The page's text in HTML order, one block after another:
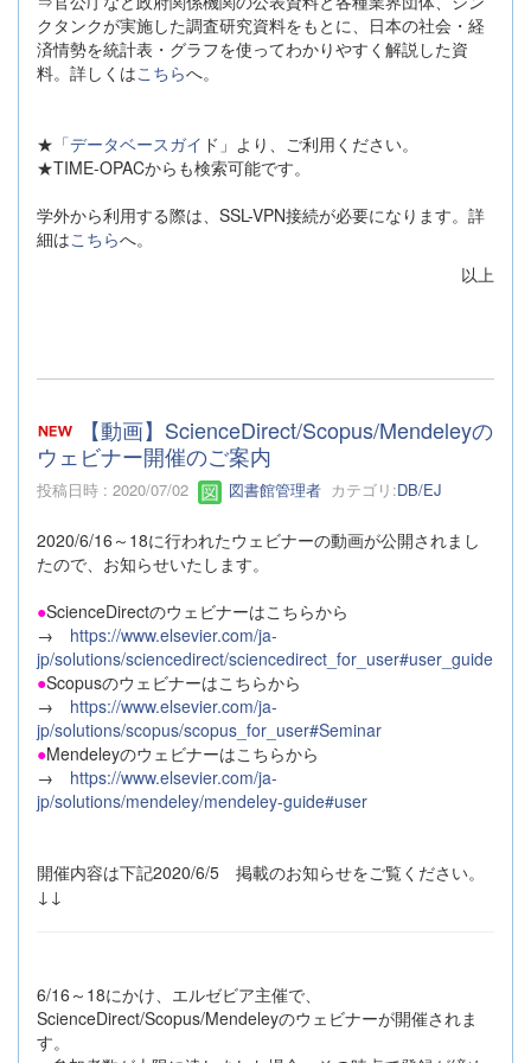
クタンクが実施した調査研究資料をもとに、日本の社会・経
済情勢を統計表・グラフを使ってわかりやすく解説した資
料。詳しくはこちらへ。
★ 「データベースガイ ド」より、ご利用ください。
★TIME-OPACからも検索可能です。
学外から利用する際は、SSL-VPN接続が必要になります。詳
細はこちらへ。
以上
【動画】ScienceDirect/Scopus/Mendeleyの
ウェビナー開催のご案内
投稿日時 : 2020/07/02 図書館管理者 カテゴリ:DB/EJ
2020/6/16～18に行われたウェビナーの動画が公開されまし
たので、お知らせいたします。
●ScienceDirectのウェビナーはこちらから
→ https://www.elsevier.com/ja-
jp/solutions/sciencedirect/sciencedirect_for_user#user_guide
●Scopusのウェビナーはこちらから
→ https://www.elsevier.com/ja-
jp/solutions/scopus/scopus_for_user#Seminar
●Mendeleyのウェビナーはこちらから
→ https://www.elsevier.com/ja-
jp/solutions/mendeley/mendeley-guide#user
開催内容は下記2020/6/5 掲載のお知らせをご覧ください。
↓↓
6/16～18にかけ、エルゼビア主催で、
ScienceDirect/Scopus/Mendeleyのウェビナーが開催されま
す。